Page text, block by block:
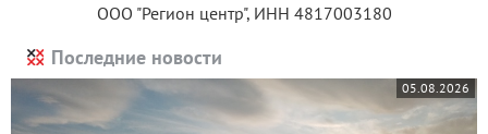
ООО "Регион центр", ИНН 4817003180
Последние новости
05.08.2026